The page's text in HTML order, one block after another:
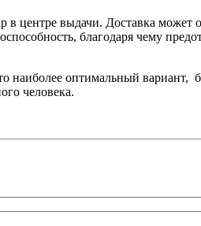
в центре выдачи. Доставка может
благодаря чему
наиболее оптимальный вариант,
человека.